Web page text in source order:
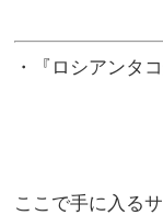
・『ロシアンタコ
ここで手に入る